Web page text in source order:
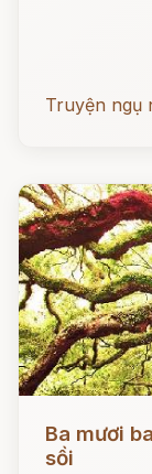
Truyện ngụ
Ba mươi
sồi